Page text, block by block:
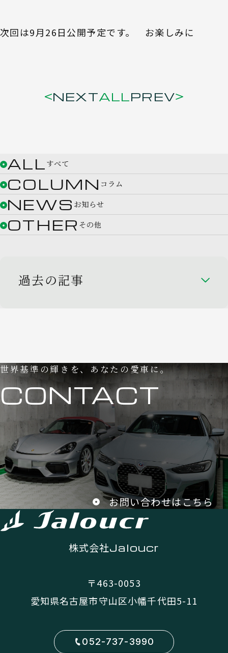
次回は9月26日公開予定です。 お楽しみに
NEXTALLPREV
ALL すべて
COLUMN コラム
NEWS お知らせ
OTHER その他
過去の記事
世界基準の輝きを、あなたの愛車に。
CONTACT
お問い合わせはこちら
株式会社Jaloucr
〒463-0053
愛知県名古屋市守山区小幡千代田5-11
052-737-3990